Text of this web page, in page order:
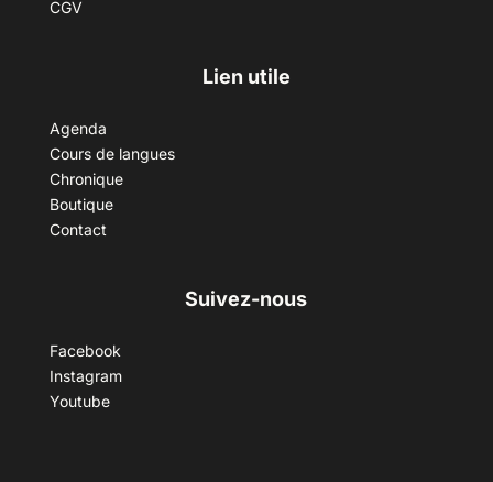
CGV
Lien utile
Agenda
Cours de langues
Chronique
Boutique
Contact
Suivez-nous
Facebook
Instagram
Youtube